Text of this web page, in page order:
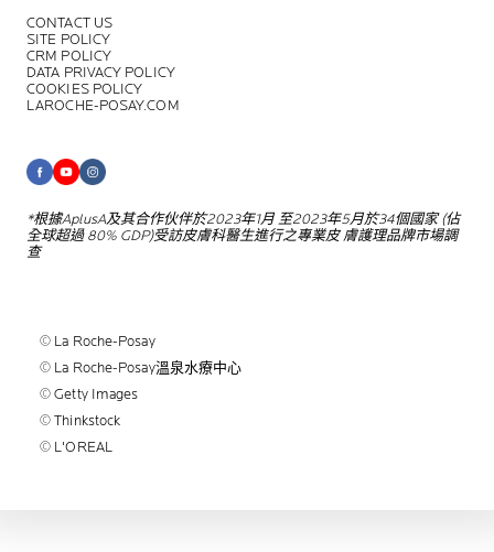
CONTACT US
SITE POLICY
CRM POLICY
DATA PRIVACY POLICY
COOKIES POLICY
LAROCHE-POSAY.COM
*根據AplusA及其合作伙伴於2023年1月至2023年5月於34個國家 (佔
全球超過80% GDP)受訪皮膚科醫生進行之專業皮膚護理品牌市場調
查
© La Roche-Posay
© La Roche-Posay溫泉水療中心
© Getty Images
© Thinkstock
© L'OREAL